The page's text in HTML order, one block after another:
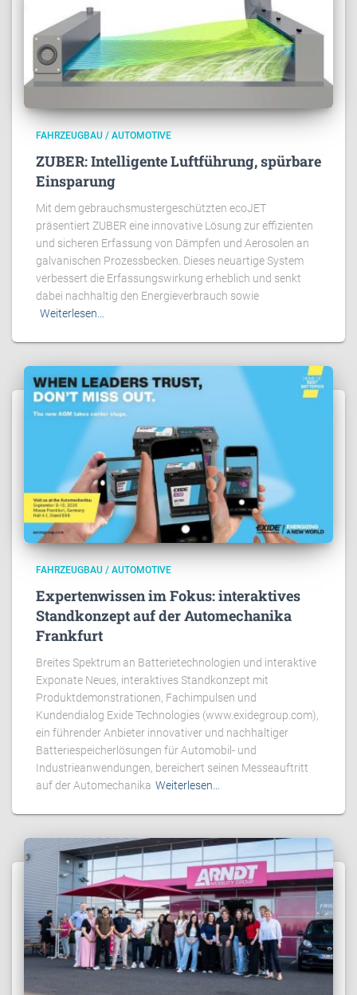
FAHRZEUGBAU / AUTOMOTIVE
ZUBER: Intelligente Luftführung, spürbare
Einsparung
Mit dem gebrauchsmustergeschützten ecoJET
präsentiert ZUBER eine innovative Lösung zur effizienten
und sicheren Erfassung von Dämpfen und Aerosolen an
galvanischen Prozessbecken. Dieses neuartige System
verbessert die Erfassungswirkung erheblich und senkt
dabei nachhaltig den Energieverbrauch sowie
Weiterlesen…
FAHRZEUGBAU / AUTOMOTIVE
Expertenwissen im Fokus: interaktives
Standkonzept auf der Automechanika
Frankfurt
Breites Spektrum an Batterietechnologien und interaktive
Exponate Neues, interaktives Standkonzept mit
Produktdemonstrationen, Fachimpulsen und
Kundendialog Exide Technologies (www.exidegroup.com),
ein führender Anbieter innovativer und nachhaltiger
Batteriespeicherlösungen für Automobil- und
Industrieanwendungen, bereichert seinen Messeauftritt
auf der Automechanika Weiterlesen…